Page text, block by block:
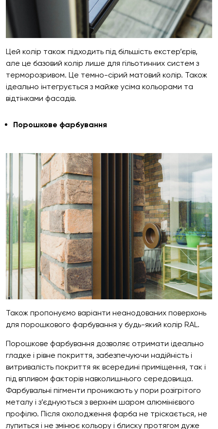
Цей колір також підходить під більшість екстер’єрів,
але це базовий колір лише для гільотинних систем з
терморозривом. Це темно-сірий матовий колір. Також
ідеально інтегрується з майже усіма кольорами та
відтінками фасадів.
Порошкове фарбування
Також пропонуємо варіанти неанодованих поверхонь
для порошкового фарбування у будь-який колір RAL.
Порошкове фарбування дозволяє отримати ідеально
гладке і рівне покриття, забезпечуючи надійність і
витривалість покриття як всередині приміщення, так і
під впливом факторів навколишнього середовища.
Фарбувальні пігменти проникають у пори розігрітого
металу і з’єднуються з верхнім шаром алюмінієвого
профілю. Після охолодження фарба не тріскається, не
лупиться і не змінює кольору і блиску протягом дуже